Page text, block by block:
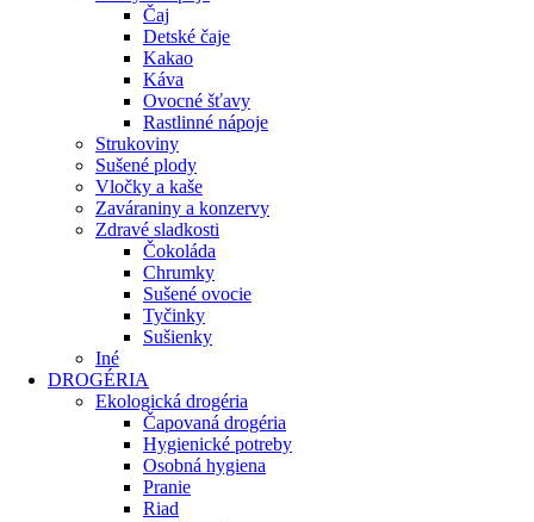
Čaj
Detské čaje
Kakao
Káva
Ovocné šťavy
Rastlinné nápoje
Strukoviny
Sušené plody
Vločky a kaše
Zaváraniny a konzervy
Zdravé sladkosti
Čokoláda
Chrumky
Sušené ovocie
Tyčinky
Sušienky
Iné
DROGÉRIA
Ekologická drogéria
Čapovaná drogéria
Hygienické potreby
Osobná hygiena
Pranie
Riad